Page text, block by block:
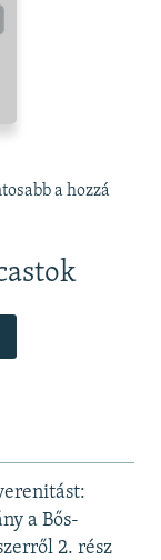
a hozzá
a Bős-
2. rész